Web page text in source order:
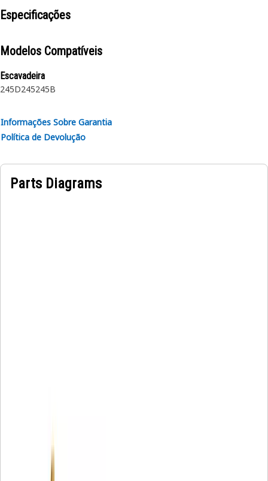
Especificações
Modelos Compatíveis
Escavadeira
245D245245B
Informações Sobre Garantia
Política de Devolução
Parts Diagrams